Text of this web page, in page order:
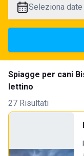
Seleziona date
Spiagge per cani
lettino
27 Risultati